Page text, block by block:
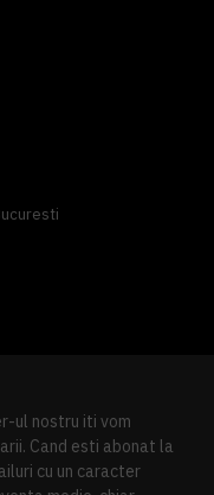
ul nostru iti vom
Cand esti abonat la
cu un caracter